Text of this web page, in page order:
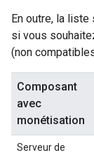
En outre, la
si vous
(non
Composant
avec
monétisation
Serveur de